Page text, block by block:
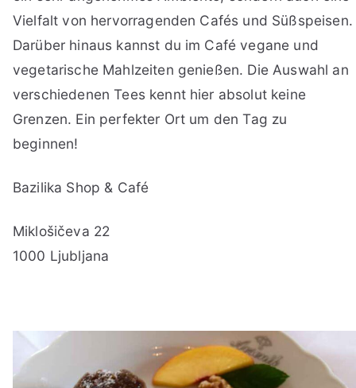
Vielfalt von hervorragenden Cafés und Süßspeisen.
Darüber hinaus kannst du im Café vegane und
vegetarische Mahlzeiten genießen. Die Auswahl an
verschiedenen Tees kennt hier absolut keine
Grenzen. Ein perfekter Ort um den Tag zu
beginnen!
Bazilika Shop & Café
Miklošičeva 22
1000 Ljubljana